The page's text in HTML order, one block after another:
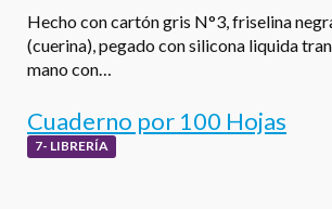
Hecho con cartón gris N°3, friselina
(cuerina), pegado con silicona liquida
mano con…
Cuaderno por 100 Hojas
7- LIBRERÍA